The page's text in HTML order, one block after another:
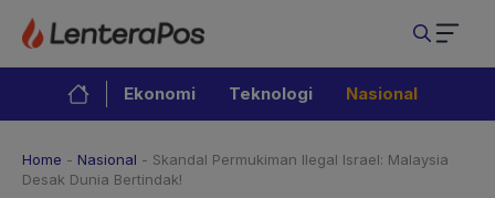
Langsung
isi
Ekonomi Teknologi Nasional
Home - Nasional - Skandal Permukiman Ilegal Israel: Malaysia
Desak Dunia Bertindak!